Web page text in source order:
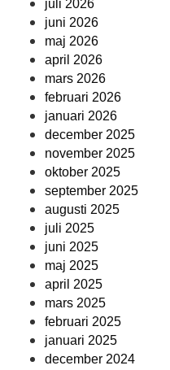
juli 2026
juni 2026
maj 2026
april 2026
mars 2026
februari 2026
januari 2026
december 2025
november 2025
oktober 2025
september 2025
augusti 2025
juli 2025
juni 2025
maj 2025
april 2025
mars 2025
februari 2025
januari 2025
december 2024